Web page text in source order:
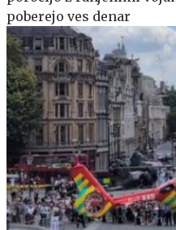
poberejo ves denar